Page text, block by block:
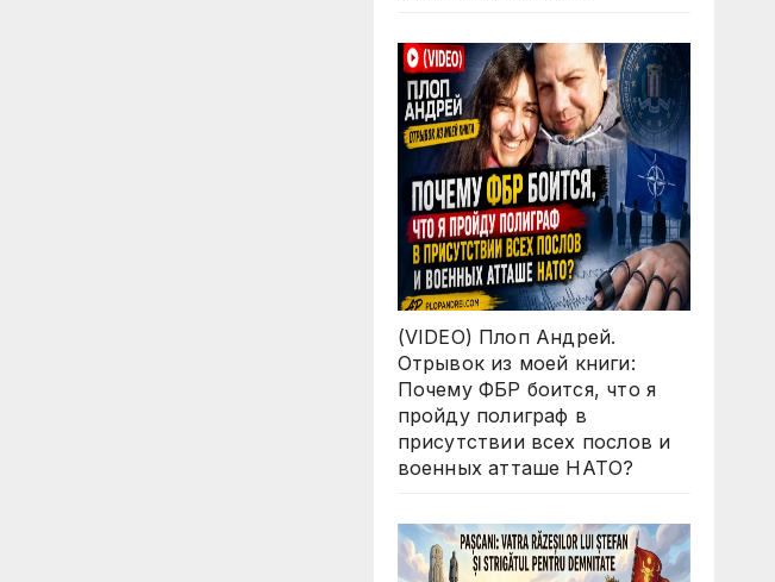
(VIDEO) Плоп Андрей.
Отрывок из моей книги:
Почему ФБР боится, что я
пройду полиграф в
присутствии всех послов и
военных атташе НАТО?